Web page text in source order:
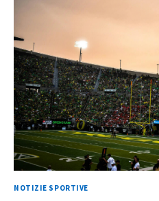
NOTIZIE SPORTIVE